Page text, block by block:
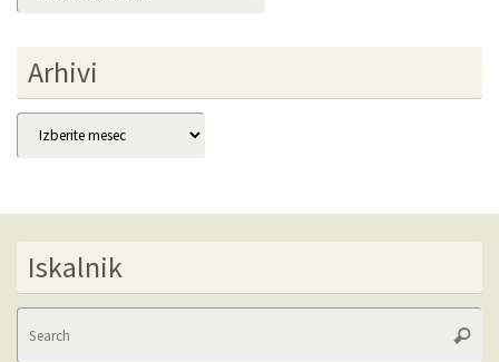
Arhivi
Arhivi
Iskalnik